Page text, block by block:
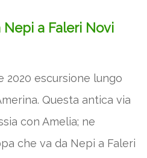
Nepi a Faleri Novi
2020 escursione lungo
Questa antica via
con Amelia; ne
che va da Nepi a Faleri